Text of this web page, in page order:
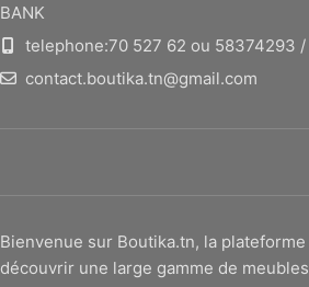
BANK
telephone:70 527 62 ou 58374293
contact.boutika.tn@gmail.com
Bienvenue sur Boutika.tn, la
découvrir une large gamme de